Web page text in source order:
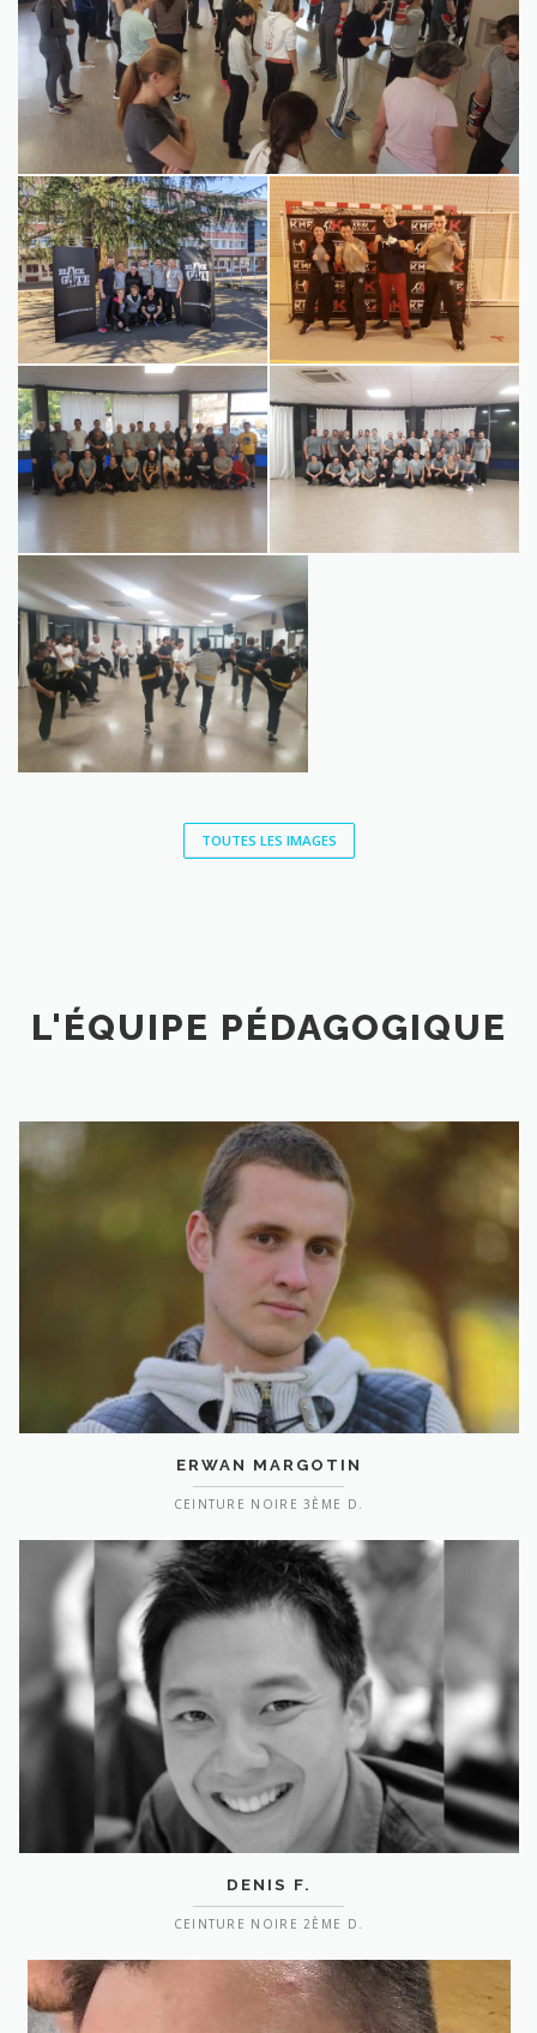
KMO au Black Gate 2020
KMO au stage d'hiver 2019 avec
Greg MMA
Stage de Noël 2019
Cours Prépa Physique avec Karim
Coaching
Rentrée septembre 2019
TOUTES LES IMAGES
L'ÉQUIPE PÉDAGOGIQUE
ERWAN MARGOTIN
CEINTURE NOIRE 3ÈME D.
DENIS F.
CEINTURE NOIRE 2ÈME D.